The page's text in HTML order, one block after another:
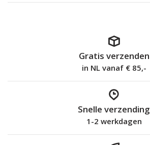
Gratis verzenden
in NL vanaf € 85,-
Snelle verzending
1-2 werkdagen